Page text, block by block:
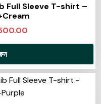
Full Sleeve T-shirt –